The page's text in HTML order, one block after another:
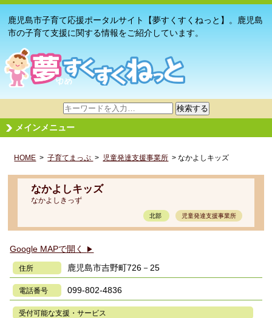
鹿児島市子育て応援ポータルサイト【夢すくすくねっと】。鹿児島
市の子育て支援に関する情報をご紹介しています。
サ
イ
ト
検
検索する
メインメニュー
HOME >子育てまっぷ > 児童発達支援事業所 > なかよしキッズ
なかよしキッズ
なかよしきっず
北部 児童発達支援事業所
Google MAPで開く ▶
住所 鹿児島市吉野町726－25
電話番号 099-802-4836
受付可能な支援・サービス